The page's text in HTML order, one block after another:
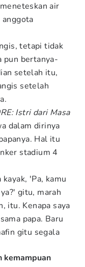
air
anggota
tetapi tidak
pun bertanya-
setelah itu,
setelah
Istri dari Masa
dalam dirinya
Hal itu
stadium 4
'Pa, kamu
gitu, marah
itu. Kenapa saya
papa. Baru
gitu segala
kemampuan